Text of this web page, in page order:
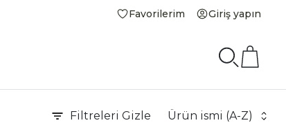
Favorilerim Giriş yapın
Filtreleri Gizle Ürün ismi (A-Z)